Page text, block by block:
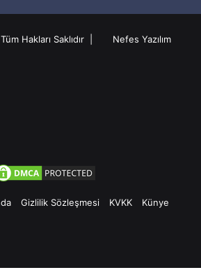
Hakları Saklıdır | Nefes Yazılım
Gizlilik Sözleşmesi KVKK Künye